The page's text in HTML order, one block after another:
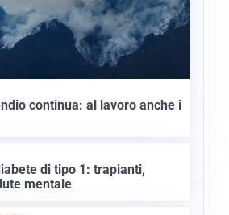
continua: al lavoro anche i
di tipo 1: trapianti,
mentale